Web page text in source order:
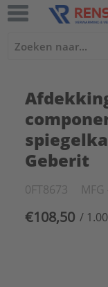
Geberit
0FT8673
€108,50 / 1.00